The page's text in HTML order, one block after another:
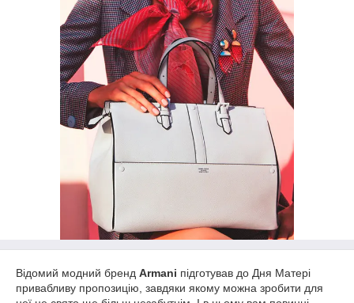
Відомий модний бренд Armani підготував до Дня Матері
привабливу пропозицію, завдяки якому можна зробити для